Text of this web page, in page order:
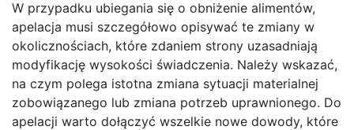
W przypadku ubiegania się o obniżenie alimentów,
apelacja musi szczegółowo opisywać te zmiany w
okolicznościach, które zdaniem strony uzasadniają
modyfikację wysokości świadczenia. Należy wskazać,
na czym polega istotna zmiana sytuacji materialnej
zobowiązanego lub zmiana potrzeb uprawnionego. Do
apelacji warto dołączyć wszelkie nowe dowody, które